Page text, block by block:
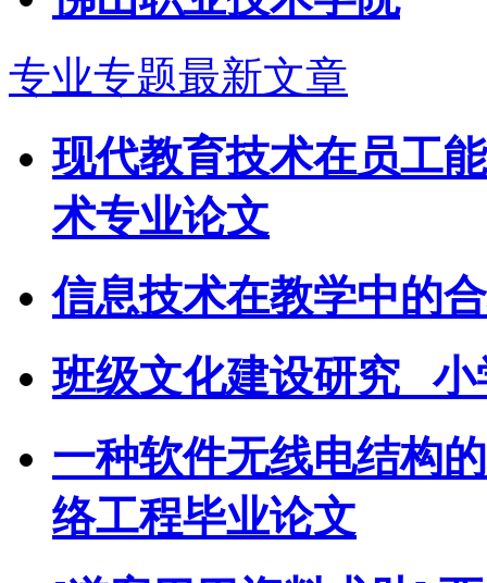
专业专题最新文章
现代教育技术在员工
术专业论文
信息技术在教学中的
班级文化建设研究 _
一种软件无线电结构
络工程毕业论文